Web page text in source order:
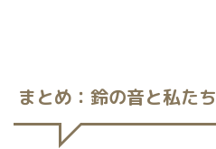
まとめ：鈴の音と私たち